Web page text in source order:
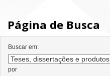
Página de Busca
Buscar em:
por